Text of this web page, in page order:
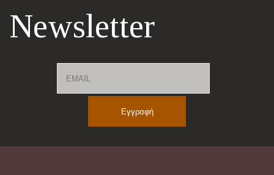
Newsletter